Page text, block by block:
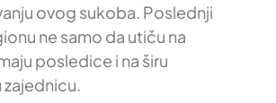
ovog sukoba. Poslednji
ne samo da utiču na
posledice i na širu